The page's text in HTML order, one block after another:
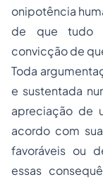
onipotência
de que tudo
convicção de
Toda
e sustentada
apreciação de
acordo com
favoráveis ou
essas